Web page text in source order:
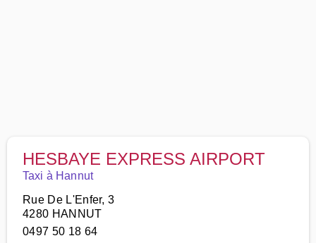
HESBAYE EXPRESS AIRPORT
Taxi à Hannut
Rue De L'Enfer, 3
4280 HANNUT
0497 50 18 64